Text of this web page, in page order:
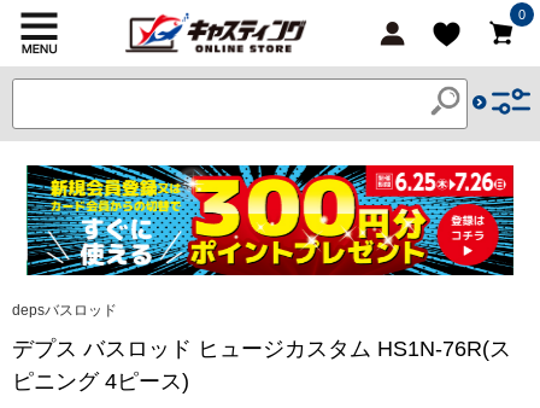
0
depsバスロッド
デプス バスロッド ヒュージカスタム HS1N-76R(ス
ピニング 4ピース)